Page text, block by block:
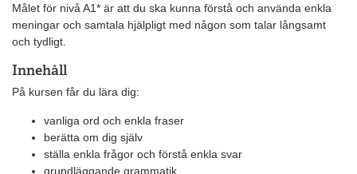
Målet för nivå A1* är att du ska kunna förstå och använda enkla
meningar och samtala hjälpligt med någon som talar långsamt
och tydligt.
Innehåll
På kursen får du lära dig:
vanliga ord och enkla fraser
berätta om dig själv
ställa enkla frågor och förstå enkla svar
grundläggande grammatik